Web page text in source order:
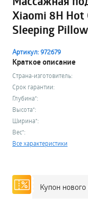
Xiaomi 8H Hot
Sleeping
Артикул: 972679
Краткое описание
Страна-изготовитель:
Срок гарантии:
Глубина*:
Высота*:
Ширина*:
Вес*:
Все характеристики
Купон